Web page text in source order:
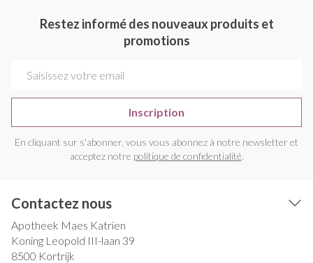
Restez informé des nouveaux produits et
promotions
Inscription
En cliquant sur s'abonner, vous vous abonnez à notre newsletter et
acceptez notre politique de confidentialité.
Contactez nous
Apotheek Maes Katrien
Koning Leopold III-laan 39
8500 Kortrijk